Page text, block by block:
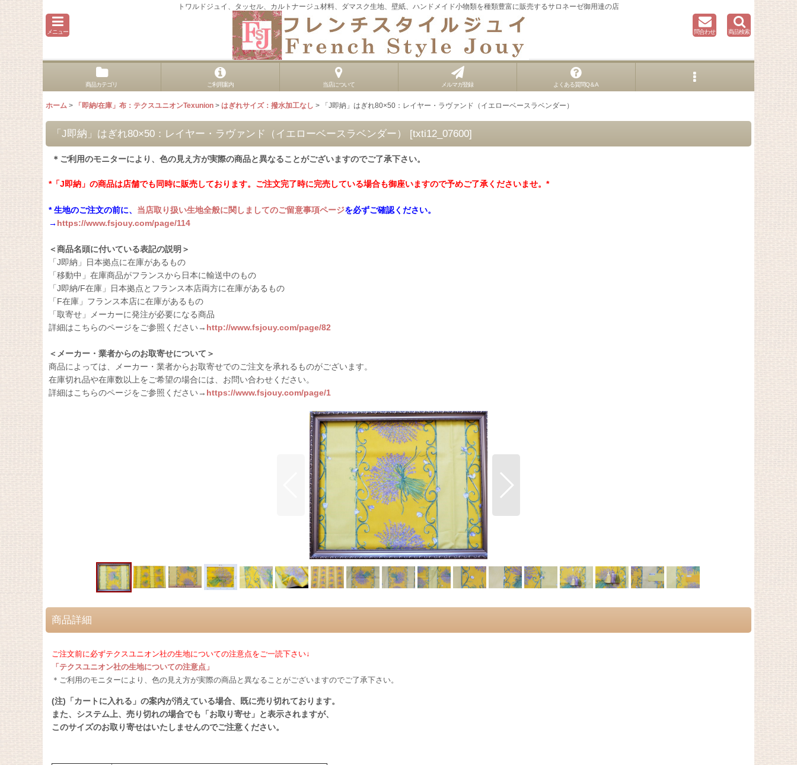
トワルドジュイ、タッセル、カルトナージュ材料、ダマスク生地、壁紙、ハンドメイド小物類を種類豊富に販売するサロネーゼ御用達の店
メニュー 問合わせ 商品検索
商品カテゴリ ご利用案内 当店について メルマガ登録 よくある質問Q＆A
ホーム > 「即納/在庫」布：テクスユニオンTexunion > はぎれサイズ：撥水加工なし > 「J即納」はぎれ80×50：レイヤー・ラヴァンド（イエローベースラベンダー）
「J即納」はぎれ80×50：レイヤー・ラヴァンド（イエローベースラベンダー） [txti12_07600]
＊ご利用のモニターにより、色の見え方が実際の商品と異なることがございますのでご了承下さい。
*「J即納」の商品は店舗でも同時に販売しております。ご注文完了時に完売している場合も御座いますので予めご了承くださいませ。*
* 生地のご注文の前に、 当店取り扱い生地全般に関しましてのご留意事項ページを必ずご確認ください。
→ https://www.fsjouy.com/page/114
＜商品名頭に付いている表記の説明＞
「J即納」日本拠点に在庫があるもの
「移動中」在庫商品がフランスから日本に輸送中のもの
「J即納/F在庫」日本拠点とフランス本店両方に在庫があるもの
「F在庫」フランス本店に在庫があるもの
「取寄せ」メーカーに発注が必要になる商品
詳細はこちらのページをご参照ください→ http://www.fsjouy.com/page/82
＜メーカー・業者からのお取寄せについて＞
商品によっては、メーカー・業者からお取寄せでのご注文を承れるものがございます。
在庫切れ品や在庫数以上をご希望の場合には、お問い合わせください。
詳細はこちらのページをご参照ください→ https://www.fsjouy.com/page/1
商品詳細
ご注文前に必ずテクスユニオン社の生地についての注意点をご一読下さい↓
「テクスユニオン社の生地についての注意点」
＊ご利用のモニターにより、色の見え方が実際の商品と異なることがございますのでご了承下さい。
(注)「カートに入れる」の案内が消えている場合、既に売り切れております。
また、システム上、売り切れの場合でも「お取り寄せ」と表示されますが、
このサイズのお取り寄せはいたしませんのでご注意ください。